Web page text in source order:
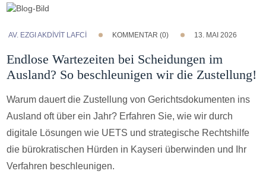
AV. EZGI AKDİVİT LAFCİ KOMMENTAR (0) 13. MAI 2026
Endlose Wartezeiten bei Scheidungen im
Ausland? So beschleunigen wir die Zustellung!
Warum dauert die Zustellung von Gerichtsdokumenten ins
Ausland oft über ein Jahr? Erfahren Sie, wie wir durch
digitale Lösungen wie UETS und strategische Rechtshilfe
die bürokratischen Hürden in Kayseri überwinden und Ihr
Verfahren beschleunigen.